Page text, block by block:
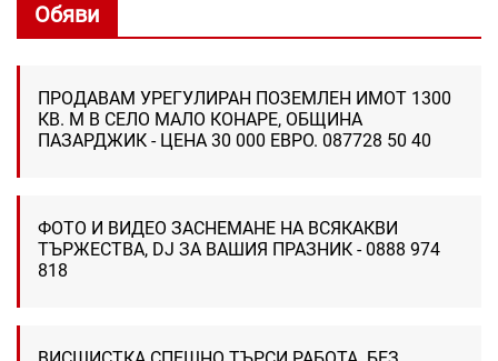
Обяви
ПРОДАВАМ УРЕГУЛИРАН ПОЗЕМЛЕН ИМОТ 1300
КВ. М В СЕЛО МАЛО КОНАРЕ, ОБЩИНА
ПАЗАРДЖИК - ЦЕНА 30 000 ЕВРО. 087728 50 40
ФОТО И ВИДЕО ЗАСНЕМАНЕ НА ВСЯКАКВИ
ТЪРЖЕСТВА, DJ ЗА ВАШИЯ ПРАЗНИК - 0888 974
818